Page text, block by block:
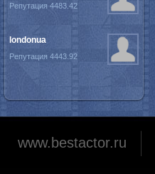
Репутация 4483.42
londonua
Репутация 4443.92
www.bestactor.ru